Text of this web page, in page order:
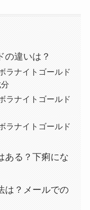
の違いは？
ラナイトゴールド
ラナイトゴールド
ラナイトゴールド
ある？下痢にな
は？メールでの